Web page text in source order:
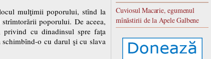
Cuviosul Macarie, egumenul
mînăstirii de la Apele Galbene
mulţimii poporului, stînd la
poporului. De aceea,
cu dinadinsul spre faţa
o cu darul şi cu slava